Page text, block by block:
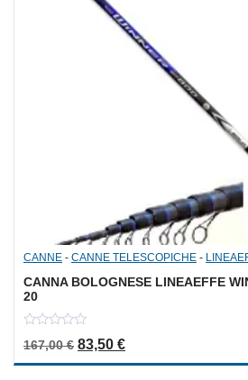
CANNE - CANNE TELESCOPICHE -
CANNA BOLOGNESE LINEAEFFE
20
out
of
167,00€ Il prezzo originale era:
83,50 €Il prezzo attuale è: